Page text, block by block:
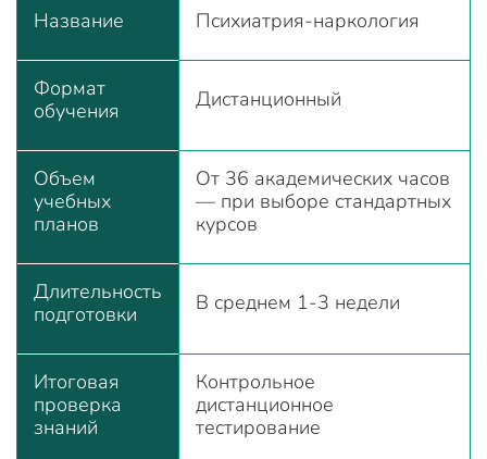
Название Психиатрия-наркология
Формат
обучения
Дистанционный
Объем
учебных
планов
От 36 академических часов
— при выборе стандартных
курсов
Длительность
подготовки
В среднем 1-3 недели
Итоговая
проверка
знаний
Контрольное
дистанционное
тестирование